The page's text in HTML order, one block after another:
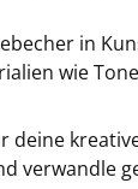
in
wie
deine
verwandle